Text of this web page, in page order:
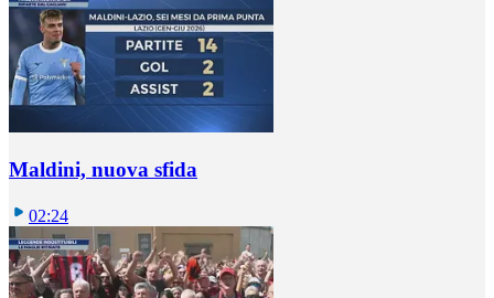
Maldini, nuova sfida
02:24